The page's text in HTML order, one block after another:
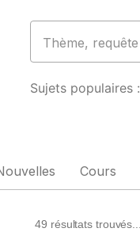
Sujets populaires :
Cours
49 résultats trouvés...